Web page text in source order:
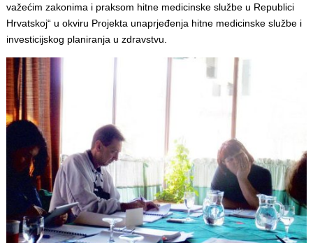
važećim zakonima i praksom hitne medicinske službe u Republici
Hrvatskoj“ u okviru Projekta unaprjeđenja hitne medicinske službe i
investicijskog planiranja u zdravstvu.